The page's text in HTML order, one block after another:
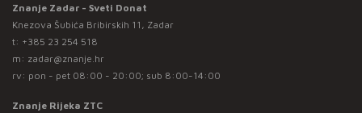
Znanje Zadar - Sveti Donat
Knezova Šubića Bribirskih 11, Zadar
t: +385 23 254 518
m: zadar@znanje.hr
rv: pon - pet 08:00 - 20:00; sub 8:00-14:00
Znanje Rijeka ZTC